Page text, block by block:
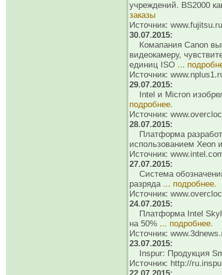
учреждений. BS2000
заказы
Источник: www.fujitsu.ru
30.07.2015:
Комапания Canon
видеокамеру,
единиц ISO ...
Источник:
29.07.2015:
Intel и Micron
подробнее.
Источник:
28.07.2015:
Платформа
использованием Xeon
Источник:
27.07.2015:
Система
разряда ... подробнее.
Источник:
24.07.2015:
Платформа Intel
на 50% ... подробнее.
Источник:
23.07.2015:
Inspur: Продукция
Источник: http://
22.07.2015: